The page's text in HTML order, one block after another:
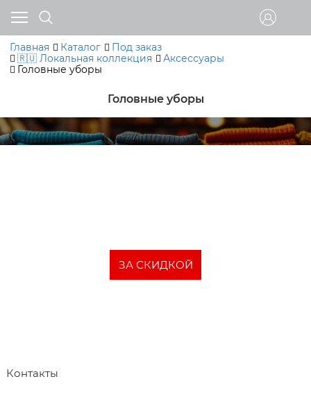
Главная Каталог
Под заказ
🇷🇺 Локальная коллекция
Аксессуары
Головные уборы
Головные уборы
ЗА СКИДКОЙ
Контакты